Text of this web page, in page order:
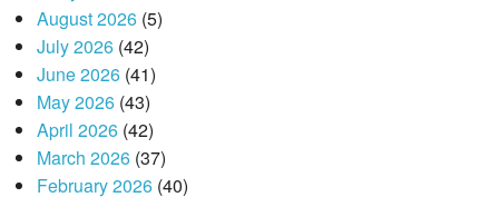
August 2026(5)
July 2026(42)
June 2026(41)
May 2026(43)
April 2026(42)
March 2026(37)
February 2026(40)